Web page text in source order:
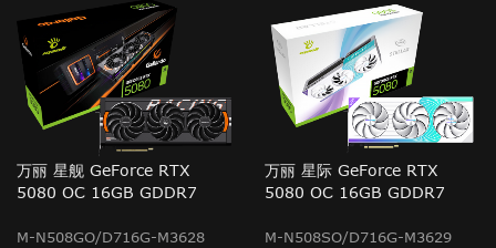
万丽 星舰 GeForce RTX
5080 OC 16GB GDDR7
M-N508GO/D716G-M3628
万丽 星际 GeForce RTX
5080 OC 16GB GDDR7
M-N508SO/D716G-M3629